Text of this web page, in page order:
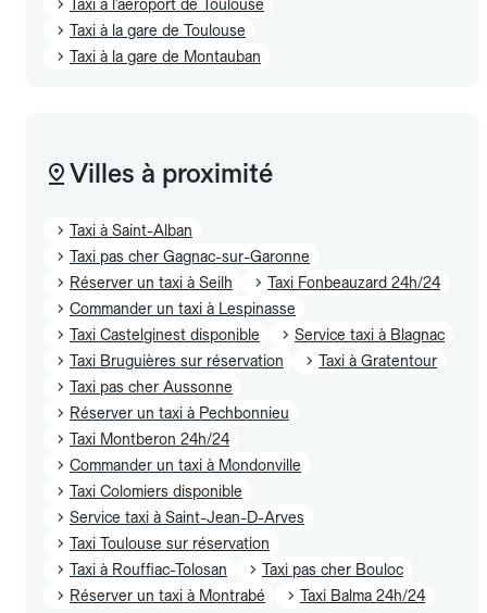
Taxi à l'aéroport de Toulouse
Taxi à la gare de Toulouse
Taxi à la gare de Montauban
Villes à proximité
Taxi à Saint-Alban
Taxi pas cher Gagnac-sur-Garonne
Réserver un taxi à Seilh
Taxi Fonbeauzard 24h/24
Commander un taxi à Lespinasse
Taxi Castelginest disponible
Service taxi à Blagnac
Taxi Bruguières sur réservation
Taxi à Gratentour
Taxi pas cher Aussonne
Réserver un taxi à Pechbonnieu
Taxi Montberon 24h/24
Commander un taxi à Mondonville
Taxi Colomiers disponible
Service taxi à Saint-Jean-D-Arves
Taxi Toulouse sur réservation
Taxi à Rouffiac-Tolosan
Taxi pas cher Bouloc
Réserver un taxi à Montrabé
Taxi Balma 24h/24